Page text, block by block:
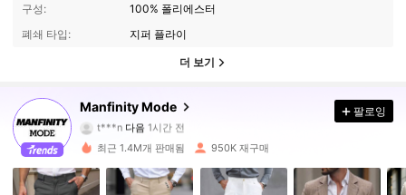
구성:
100% 폴리에스터
폐쇄 타입:
지퍼 플라이
더 보기
Manfinity Mode
t***n 다음 1시간 전
가 탐색 중입니다
4.89
252K 팔로워
팔로잉
최근 1.4M개 판매됨 950K 재구매